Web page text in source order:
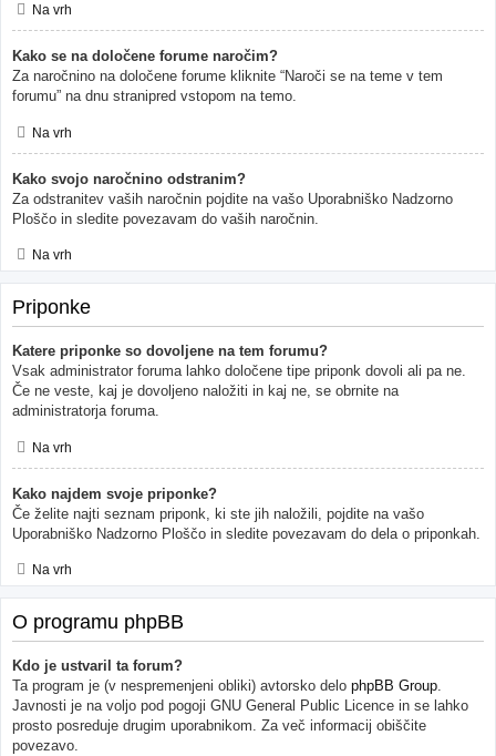
Na vrh
Kako se na določene forume naročim?
Za naročnino na določene forume kliknite “Naroči se na teme v tem
forumu” na dnu stranipred vstopom na temo.
Na vrh
Kako svojo naročnino odstranim?
Za odstranitev vaših naročnin pojdite na vašo Uporabniško Nadzorno
Ploščo in sledite povezavam do vaših naročnin.
Na vrh
Priponke
Katere priponke so dovoljene na tem forumu?
Vsak administrator foruma lahko določene tipe priponk dovoli ali pa ne.
Če ne veste, kaj je dovoljeno naložiti in kaj ne, se obrnite na
administratorja foruma.
Na vrh
Kako najdem svoje priponke?
Če želite najti seznam priponk, ki ste jih naložili, pojdite na vašo
Uporabniško Nadzorno Ploščo in sledite povezavam do dela o priponkah.
Na vrh
O programu phpBB
Kdo je ustvaril ta forum?
Ta program je (v nespremenjeni obliki) avtorsko delo phpBB Group.
Javnosti je na voljo pod pogoji GNU General Public Licence in se lahko
prosto posreduje drugim uporabnikom. Za več informacij obiščite
povezavo.